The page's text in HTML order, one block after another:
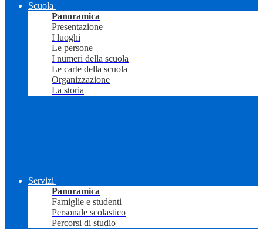
Scuola
Panoramica
Presentazione
I luoghi
Le persone
I numeri della scuola
Le carte della scuola
Organizzazione
La storia
Servizi
Panoramica
Famiglie e studenti
Personale scolastico
Percorsi di studio